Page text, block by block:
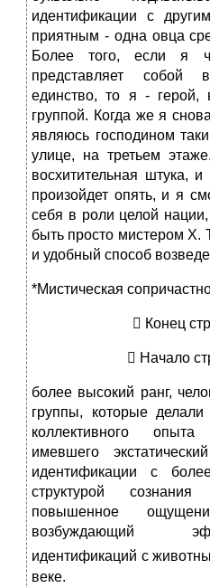
идентификации с
приятным - одна овца
Более того, если я
представляет собой
единство, то я -
группой. Когда же я
являюсь господином
улице, на третьем
восхитительная штука,
произойдет опять, и я
себя в роли целой
быть просто мистером X.
и удобный способ
*Мистическая
 Конец
 Начало
более высокий ранг,
группы, которые
коллективного
имевшего
идентификации с
структурой сознания
повышенное
возбуждающий
идентификаций с
веке.